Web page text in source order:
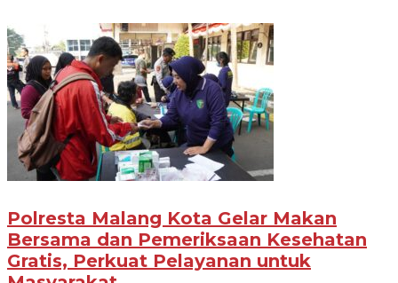
Polresta Malang Kota Gelar Makan
Bersama dan Pemeriksaan Kesehatan
Gratis, Perkuat Pelayanan untuk